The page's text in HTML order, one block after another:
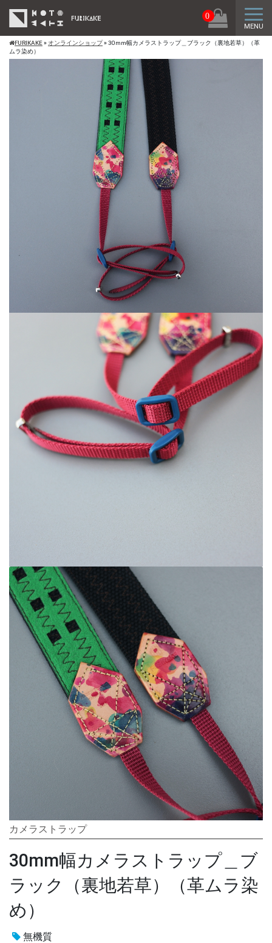
0
トグ
MENU
FURIKAKE» オンラインショップ»30mm幅カメラストラップ＿ブラック（裏地若草）（革
ムラ染め）
カメラストラップ
30mm幅カメラストラップ＿ブ
ラック（裏地若草）（革ムラ染
め）
無機質